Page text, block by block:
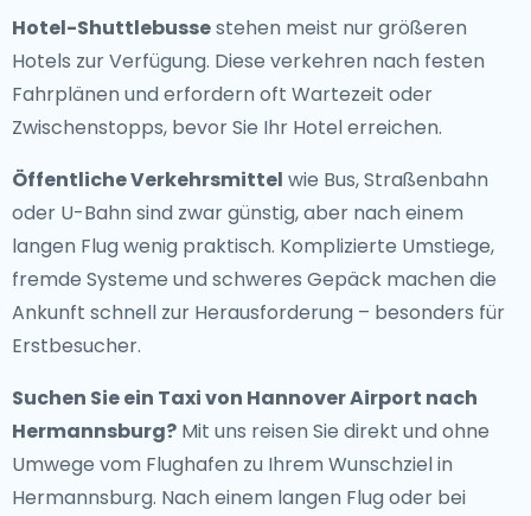
Hotel-Shuttlebussestehen meist nur größeren
Hotels zur Verfügung. Diese verkehren nach festen
Fahrplänen und erfordern oft Wartezeit oder
Zwischenstopps, bevor Sie Ihr Hotel erreichen.
Öffentliche Verkehrsmittel wie Bus, Straßenbahn
oder U-Bahn sind zwar günstig, aber nach einem
langen Flug wenig praktisch. Komplizierte Umstiege,
fremde Systeme und schweres Gepäck machen die
Ankunft schnell zur Herausforderung – besonders für
Erstbesucher.
Suchen Sie ein Taxi von Hannover Airport nach
Hermannsburg? Mit uns reisen Sie direkt und ohne
Umwege vom Flughafen zu Ihrem Wunschziel in
Hermannsburg. Nach einem langen Flug oder bei